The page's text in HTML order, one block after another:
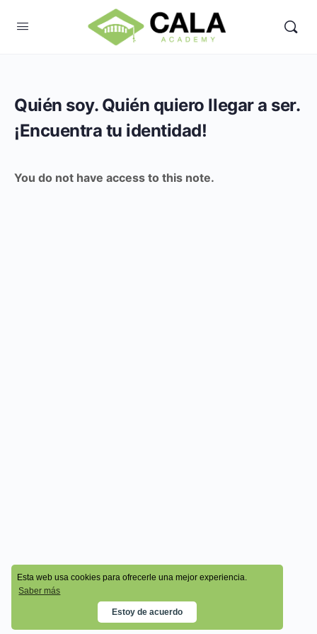
Esta web usa cookies para ofrecerle una mejor experiencia.
Saber más
Estoy de acuerdo
Quién soy. Quién quiero llegar a ser.
¡Encuentra tu identidad!
You do not have access to this note.
© 2026 - Cala Academy